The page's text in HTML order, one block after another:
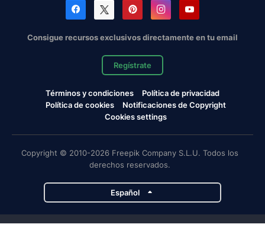
Consigue recursos exclusivos directamente en tu email
Regístrate
Términos y condiciones
Política de privacidad
Política de cookies
Notificaciones de Copyright
Cookies settings
Copyright © 2010-2026 Freepik Company S.L.U. Todos los
derechos reservados.
Español